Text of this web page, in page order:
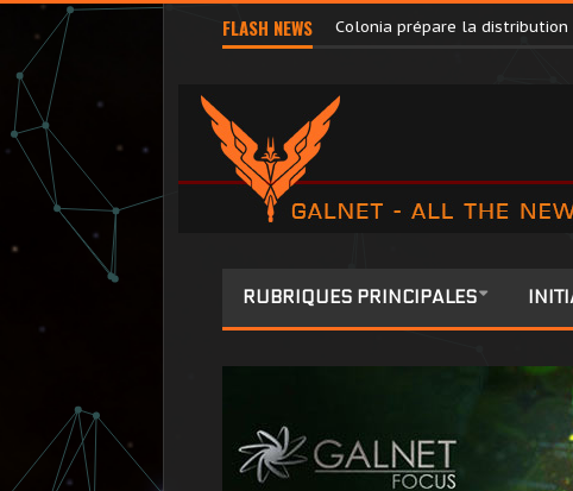
FLASH NEWS Colonia prépare la
RUBRIQUES PRINCIPALES